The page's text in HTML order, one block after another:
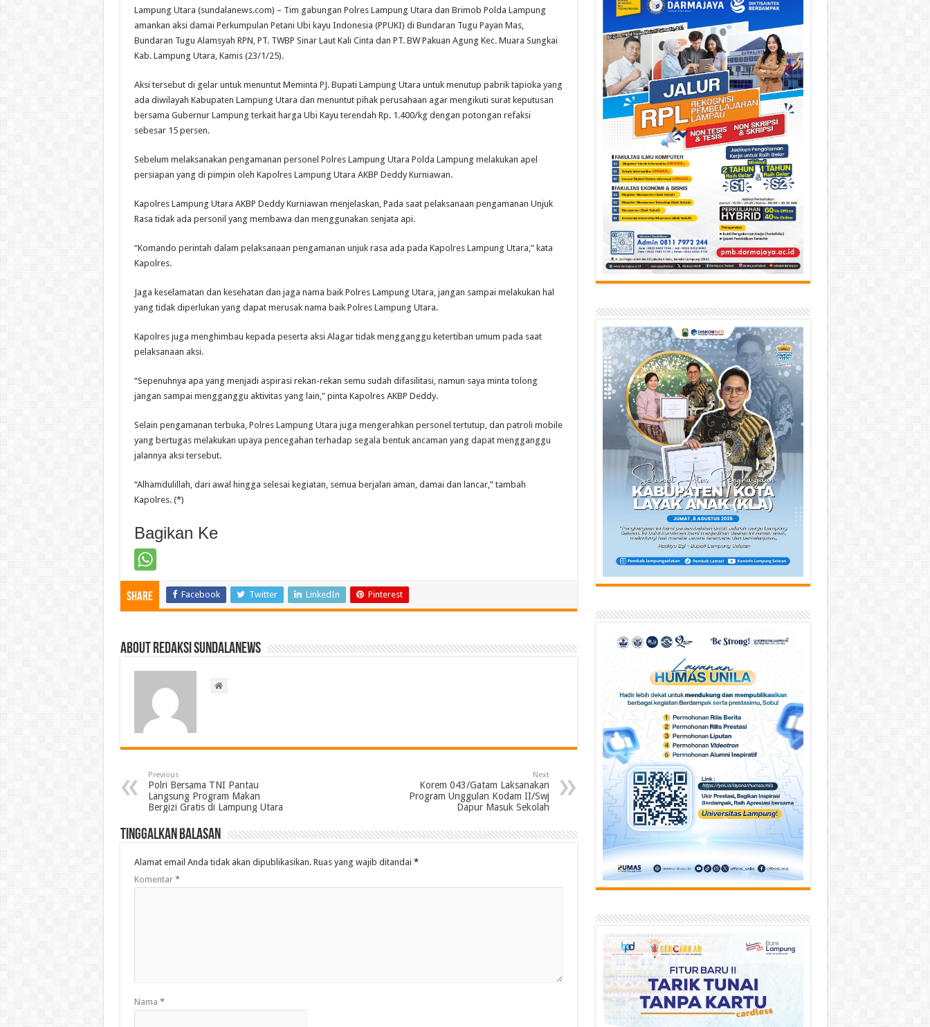
Lampung Utara (sundalanews.com) – Tim gabungan Polres Lampung Utara dan Brimob Polda Lampung
amankan aksi damai Perkumpulan Petani Ubi kayu Indonesia (PPUKI) di Bundaran Tugu Payan Mas,
Bundaran Tugu Alamsyah RPN, PT. TWBP Sinar Laut Kali Cinta dan PT. BW Pakuan Agung Kec. Muara Sungkai
Kab. Lampung Utara, Kamis (23/1/25).
Aksi tersebut di gelar untuk menuntut Meminta PJ. Bupati Lampung Utara untuk menutup pabrik tapioka yang
ada diwilayah Kabupaten Lampung Utara dan menuntut pihak perusahaan agar mengikuti surat keputusan
bersama Gubernur Lampung terkait harga Ubi Kayu terendah Rp. 1.400/kg dengan potongan refaksi
sebesar 15 persen.
Sebelum melaksanakan pengamanan personel Polres Lampung Utara Polda Lampung melakukan apel
persiapan yang di pimpin oleh Kapolres Lampung Utara AKBP Deddy Kurniawan.
Kapolres Lampung Utara AKBP Deddy Kurniawan menjelaskan, Pada saat pelaksanaan pengamanan Unjuk
Rasa tidak ada personil yang membawa dan menggunakan senjata api.
“Komando perintah dalam pelaksanaan pengamanan unjuk rasa ada pada Kapolres Lampung Utara,” kata
Kapolres.
Jaga keselamatan dan kesehatan dan jaga nama baik Polres Lampung Utara, jangan sampai melakukan hal
yang tidak diperlukan yang dapat merusak nama baik Polres Lampung Utara.
Kapolres juga menghimbau kepada peserta aksi Alagar tidak mengganggu ketertiban umum pada saat
pelaksanaan aksi.
“Sepenuhnya apa yang menjadi aspirasi rekan-rekan semu sudah difasilitasi, namun saya minta tolong
jangan sampai mengganggu aktivitas yang lain,” pinta Kapolres AKBP Deddy.
Selain pengamanan terbuka, Polres Lampung Utara juga mengerahkan personel tertutup, dan patroli mobile
yang bertugas melakukan upaya pencegahan terhadap segala bentuk ancaman yang dapat mengganggu
jalannya aksi tersebut.
“Alhamdulillah, dari awal hingga selesai kegiatan, semua berjalan aman, damai dan lancar,” tambah
Kapolres. (*)
Bagikan Ke
Share Facebook Twitter LinkedIn Pinterest
About Redaksi Sundalanews
Previous
Polri Bersama TNI Pantau
Langsung Program Makan
Bergizi Gratis di Lampung Utara
Next
Korem 043/Gatam Laksanakan
Program Unggulan Kodam II/Swj
Dapur Masuk Sekolah
Tinggalkan Balasan
Alamat email Anda tidak akan dipublikasikan. Ruas yang wajib ditandai *
Komentar *
Nama *